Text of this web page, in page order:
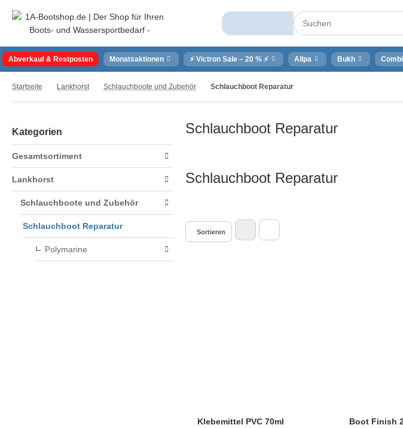
Abverkauf & Restposten Monatsaktionen ⚡ Victron Sale – 20 % ⚡ Allpa Bukh
Startseite Lankhorst Schlauchboote und Zubehör Schlauchboot Reparatur
Kategorien
Gesamtsortiment
Lankhorst
Schlauchboote und Zubehör
Schlauchboot Reparatur
Polymarine
Schlauchboot Reparatur
Schlauchboot Reparatur
Sortieren
Klebemittel PVC 70ml Boot Finish